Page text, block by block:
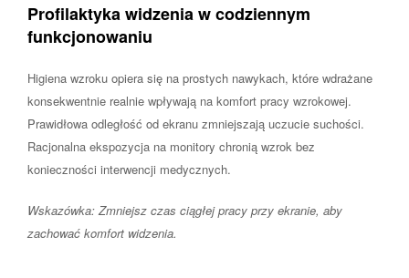
Profilaktyka widzenia w codziennym
funkcjonowaniu
Higiena wzroku opiera się na prostych nawykach, które wdrażane
konsekwentnie realnie wpływają na komfort pracy wzrokowej.
Prawidłowa odległość od ekranu zmniejszają uczucie suchości.
Racjonalna ekspozycja na monitory chronią wzrok bez
konieczności interwencji medycznych.
Wskazówka: Zmniejsz czas ciągłej pracy przy ekranie, aby
zachować komfort widzenia.